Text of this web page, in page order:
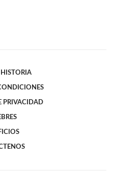
HISTORIA
PRIVACIDAD